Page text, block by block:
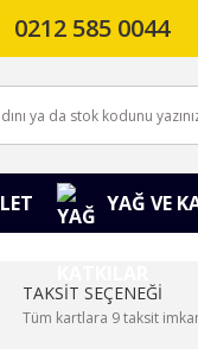
0212 585 0044
YAĞ VE
TAKSİT SEÇENEĞİ
Tüm kartlara 9 taksit